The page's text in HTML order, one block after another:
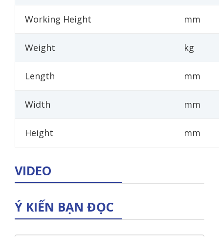
Working Height mm
Weight kg
Length mm
Width mm
Height mm
VIDEO
Ý KIẾN BẠN ĐỌC